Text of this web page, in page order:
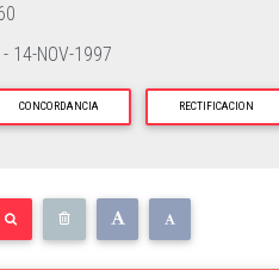
14-NOV-1997
CONCORDANCIA RECTIFICACION